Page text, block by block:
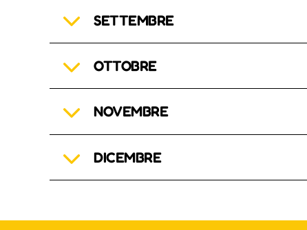
SETTEMBRE
OTTOBRE
NOVEMBRE
DICEMBRE